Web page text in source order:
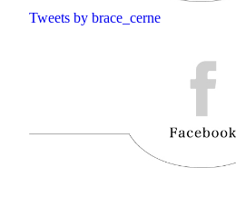
Tweets by brace_cerne